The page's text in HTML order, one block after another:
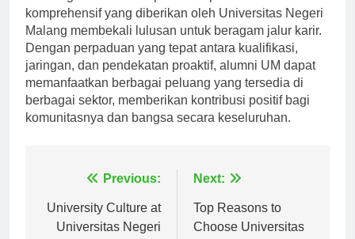
komprehensif yang diberikan oleh Universitas Negeri
Malang membekali lulusan untuk beragam jalur karir.
Dengan perpaduan yang tepat antara kualifikasi,
jaringan, dan pendekatan proaktif, alumni UM dapat
memanfaatkan berbagai peluang yang tersedia di
berbagai sektor, memberikan kontribusi positif bagi
komunitasnya dan bangsa secara keseluruhan.
Navigasi
pos
Previous:
University Culture at
Universitas Negeri
Next:
Top Reasons to
Choose Universitas